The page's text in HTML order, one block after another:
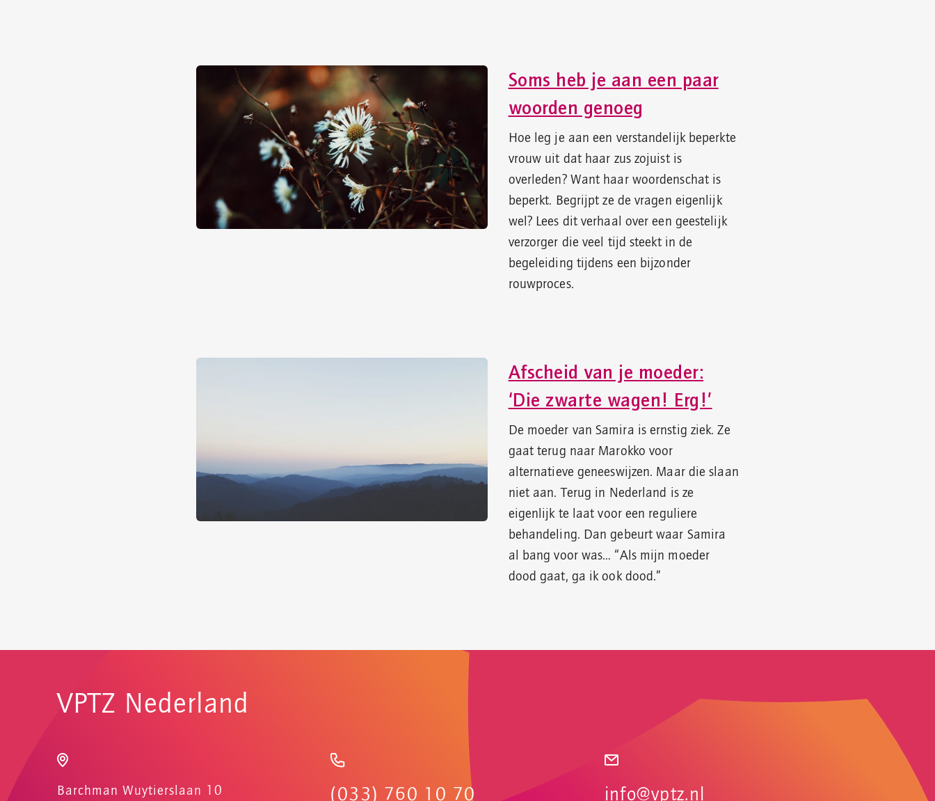
Soms heb je aan een paar
woorden genoeg
Hoe leg je aan een verstandelijk beperkte
vrouw uit dat haar zus zojuist is
overleden? Want haar woordenschat is
beperkt. Begrijpt ze de vragen eigenlijk
wel? Lees dit verhaal over een geestelijk
verzorger die veel tijd steekt in de
begeleiding tijdens een bijzonder
rouwproces.
Afscheid van je moeder:
‘Die zwarte wagen! Erg!’
De moeder van Samira is ernstig ziek. Ze
gaat terug naar Marokko voor
alternatieve geneeswijzen. Maar die slaan
niet aan. Terug in Nederland is ze
eigenlijk te laat voor een reguliere
behandeling. Dan gebeurt waar Samira
al bang voor was… “Als mijn moeder
dood gaat, ga ik ook dood.”
VPTZ Nederland
Barchman Wuytierslaan 10 (033) 760 10 70 info@vptz.nl